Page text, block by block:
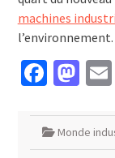
machines
l’environnement.
Monde